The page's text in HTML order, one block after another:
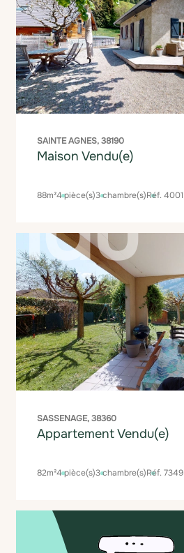
SAINTE AGNES, 38190
Maison Vendu(e)
88m²4 pièce(s)3 chambre(s)Réf. 4001
SASSENAGE, 38360
Appartement Vendu(e)
82m²4 pièce(s)3 chambre(s)Réf. 7349